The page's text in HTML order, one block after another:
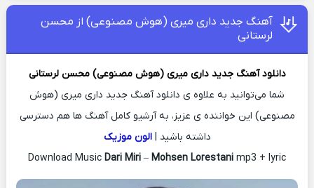
آهنگ جدید داری میری (هوش مصنوعی) از محسن
لرستانی
دانلود آهنگ جدید داری میری (هوش مصنوعی)محسن لرستانی
شما می‌توانید به علاوه ی دانلود آهنگ جدید داری میری (هوش
مصنوعی) این خواننده ی عزیز، به آرشیو کامل آهنگ ها هم دسترسی
داشته باشید |الون موزیک
Download Music Dari Miri – Mohsen Lorestani mp3 + lyric